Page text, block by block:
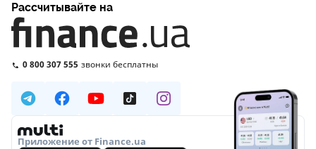
Рассчитывайте на
0 800 307 555 звонки бесплатны
Приложение от Finance.ua